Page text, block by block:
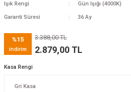
Işık Rengi Gün Işığı (4000K)
Garanti Süresi 36 Ay
%15
indirim
3.388,00 TL
2.879,00 TL
Kasa Rengi